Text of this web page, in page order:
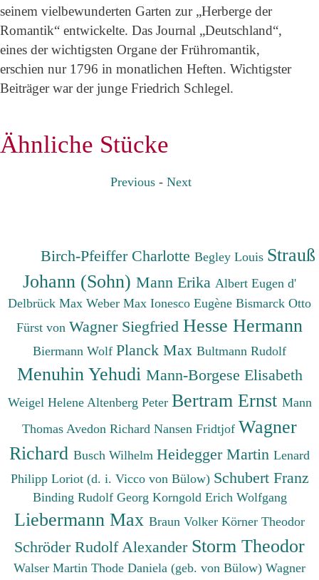
seinem vielbewunderten Garten zur „Herberge der
Romantik“ entwickelte. Das Journal „Deutschland“,
eines der wichtigsten Organe der Frühromantik,
erschien nur 1796 in monatlichen Heften. Wichtigster
Beiträger war der junge Friedrich Schlegel.
Ähnliche Stücke
Previous- Next
Birch-Pfeiffer CharlotteBegley Louis Strauß
Johann (Sohn) Mann Erika Albert Eugen d'
Delbrück Max Weber Max Ionesco Eugène Bismarck Otto
Fürst von Wagner Siegfried Hesse Hermann
Biermann Wolf Planck Max Bultmann Rudolf
Menuhin Yehudi Mann-Borgese Elisabeth
Weigel Helene Altenberg Peter Bertram Ernst Mann
Thomas Avedon Richard Nansen Fridtjof Wagner
Richard Busch Wilhelm Heidegger Martin Lenard
Philipp Loriot (d. i. Vicco von Bülow) Schubert Franz
Binding Rudolf Georg Korngold Erich Wolfgang
Liebermann Max Braun Volker Körner Theodor
Schröder Rudolf Alexander Storm Theodor
Walser Martin Thode Daniela (geb. von Bülow) Wagner